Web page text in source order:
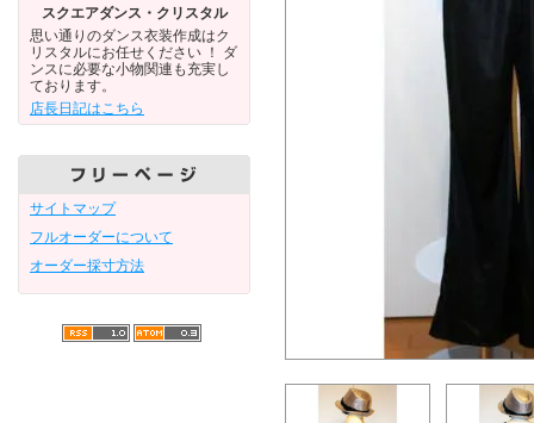
スクエアダンス・クリスタル
思い通りのダンス衣装作成はク
リスタルにお任せください ！ ダ
ンスに必要な小物関連も充実し
ております。
店長日記はこちら
サイトマップ
フルオーダーについて
オーダー採寸方法